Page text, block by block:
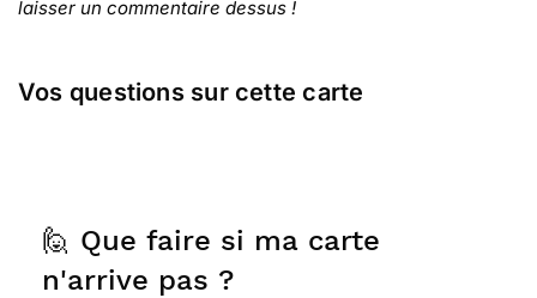
laisser un commentaire dessus !
Vos questions sur cette carte
🙋 Que faire si ma carte
n'arrive pas ?